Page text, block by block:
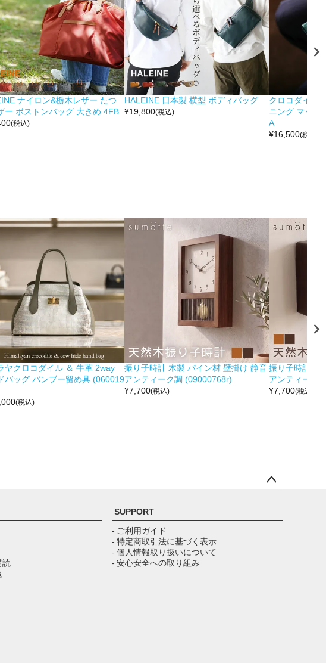
ナイロン&栃木レザー たつ
ー ボストンバッグ 大きめ 4FB
(税込)
HALEINE 日本製 横型 ボディバッグ
¥19,800(税込)
クロコダイル
ニング マット
A
¥16,500(税込)
ヤクロコダイル ＆ 牛革 2way
バッグ バンブー留め具 (060019
(税込)
振り子時計 木製 パイン材 壁掛け 静音
アンティーク調 (09000768r)
¥7,700(税込)
振り子時計 木
アンティーク
¥7,700(税込)
ップ
読
SUPPORT
- ご利用ガイド
- 特定商取引法に基づく表示
- 個人情報取り扱いについて
- 安心安全への取り組み